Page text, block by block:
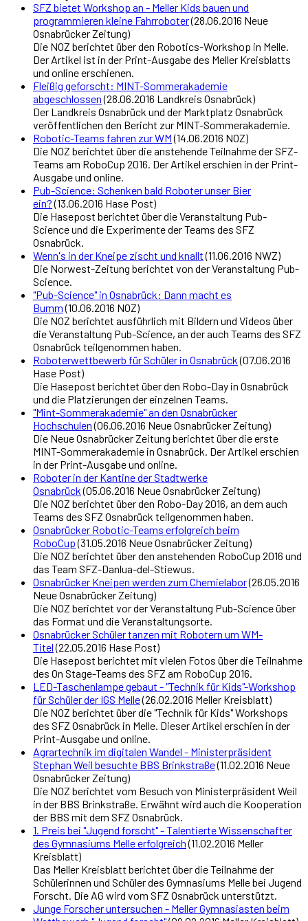
SFZ bietet Workshop an - Meller Kids bauen und
programmieren kleine Fahrroboter(28.06.2016 Neue
Osnabrücker Zeitung)
Die NOZ berichtet über den Robotics-Workshop in Melle.
Der Artikel ist in der Print-Ausgabe des Meller Kreisblatts
und online erschienen.
Fleißig geforscht: MINT-Sommerakademie
abgeschlossen(28.06.2016 Landkreis Osnabrück)
Der Landkreis Osnabrück und der Marktplatz Osnabrück
veröffentlichen den Bericht zur MINT-Sommerakademie.
Robotic-Teams fahren zur WM(14.06.2016 NOZ)
Die NOZ berichtet über die anstehende Teilnahme der SFZ-
Teams am RoboCup 2016. Der Artikel erschien in der Print-
Ausgabe und online.
Pub-Science: Schenken bald Roboter unser Bier
ein?(13.06.2016 Hase Post)
Die Hasepost berichtet über die Veranstaltung Pub-
Science und die Experimente der Teams des SFZ
Osnabrück.
Wenn's in der Kneipe zischt und knallt(11.06.2016 NWZ)
Die Norwest-Zeitung berichtet von der Veranstaltung Pub-
Science.
"Pub-Science" in Osnabrück: Dann macht es
Bumm(10.06.2016 NOZ)
Die NOZ berichtet ausführlich mit Bildern und Videos über
die Veranstaltung Pub-Science, an der auch Teams des SFZ
Osnabrück teilgenommen haben.
Roboterwettbewerb für Schüler in Osnabrück(07.06.2016
Hase Post)
Die Hasepost berichtet über den Robo-Day in Osnabrück
und die Platzierungen der einzelnen Teams.
"Mint-Sommerakademie" an den Osnabrücker
Hochschulen(06.06.2016 Neue Osnabrücker Zeitung)
Die Neue Osnabrücker Zeitung berichtet über die erste
MINT-Sommerakademie in Osnabrück. Der Artikel erschien
in der Print-Ausgabe und online.
Roboter in der Kantine der Stadtwerke
Osnabrück(05.06.2016 Neue Osnabrücker Zeitung)
Die NOZ berichtet über den Robo-Day 2016, an dem auch
Teams des SFZ Osnabrück teilgenommen haben.
Osnabrücker Robotic-Teams erfolgreich beim
RoboCup(31.05.2016 Neue Osnabrücker Zeitung)
Die NOZ berichtet über den anstehenden RoboCup 2016 und
das Team SFZ-Danlua-del-Stiewus.
Osnabrücker Kneipen werden zum Chemielabor(26.05.2016
Neue Osnabrücker Zeitung)
Die NOZ berichtet vor der Veranstaltung Pub-Science über
das Format und die Veranstaltungsorte.
Osnabrücker Schüler tanzen mit Robotern um WM-
Titel(22.05.2016 Hase Post)
Die Hasepost berichtet mit vielen Fotos über die Teilnahme
des On Stage-Teams des SFZ am RoboCup 2016.
LED-Taschenlampe gebaut - "Technik für Kids"-Workshop
für Schüler der IGS Melle(26.02.2016 Meller Kreisblatt)
Die NOZ berichtet über die "Technik für Kids" Workshops
des SFZ Osnabrück in Melle. Dieser Artikel erschien in der
Print-Ausgabe und online.
Agrartechnik im digitalen Wandel - Ministerpräsident
Stephan Weil besuchte BBS Brinkstraße(11.02.2016 Neue
Osnabrücker Zeitung)
Die NOZ berichtet vom Besuch von Ministerpräsident Weil
in der BBS Brinkstraße. Erwähnt wird auch die Kooperation
der BBS mit dem SFZ Osnabrück.
1. Preis bei "Jugend forscht" - Talentierte Wissenschafter
des Gymnasiums Melle erfolgreich(11.02.2016 Meller
Kreisblatt)
Das Meller Kreisblatt berichtet über die Teilnahme der
Schülerinnen und Schüler des Gymnasiums Melle bei Jugend
Forscht. Die AG wird vom SFZ Osnabrück unterstützt.
Junge Forscher untersuchen - Meller Gymnasiasten beim